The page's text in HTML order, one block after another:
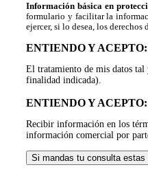
Información básica en
formulario y facilitar la
ejercer, si lo desea, los
ENTIENDO Y ACEPTO:
El tratamiento de mis datos tal
finalidad indicada).
ENTIENDO Y ACEPTO:
Recibir información en los
información comercial por
Si mandas tu consulta estas